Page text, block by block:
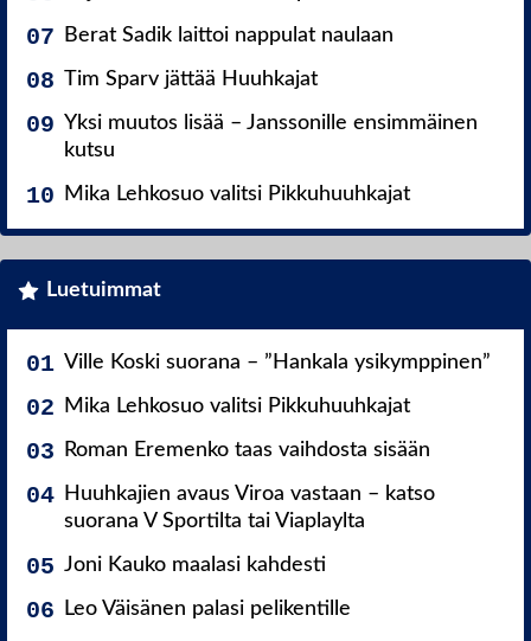
Berat Sadik laittoi nappulat naulaan
Tim Sparv jättää Huuhkajat
Yksi muutos lisää – Janssonille ensimmäinen
kutsu
Mika Lehkosuo valitsi Pikkuhuuhkajat
Luetuimmat
Ville Koski suorana – ”Hankala ysikymppinen”
Mika Lehkosuo valitsi Pikkuhuuhkajat
Roman Eremenko taas vaihdosta sisään
Huuhkajien avaus Viroa vastaan – katso
suorana V Sportilta tai Viaplaylta
Joni Kauko maalasi kahdesti
Leo Väisänen palasi pelikentille